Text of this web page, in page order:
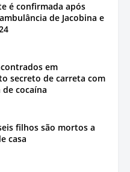
é confirmada após
de Jacobina e
em
secreto de carreta com
cocaína
filhos são mortos a
casa